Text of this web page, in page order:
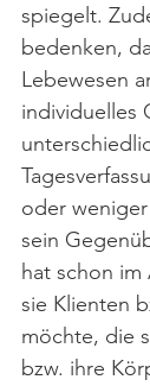
spiegelt.
bedenken,
Lebewesen
individuelles
oder
sein
hat schon im
sie Klienten
möchte, die
bzw. ihre